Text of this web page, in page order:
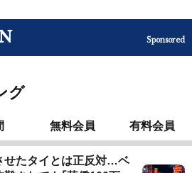
Sponsored
グ
無料会員 有料会員
せたタイとは正反対…ベ